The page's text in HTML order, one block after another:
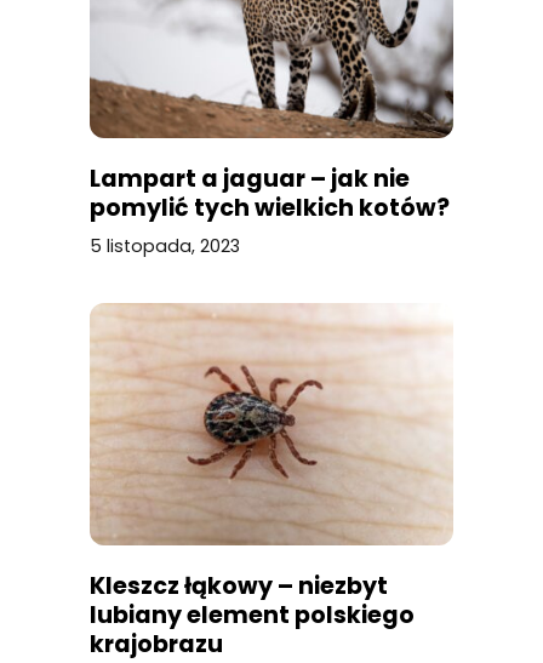
Lampart a jaguar – jak nie
pomylić tych wielkich kotów?
5 listopada, 2023
Kleszcz łąkowy – niezbyt
lubiany element polskiego
krajobrazu